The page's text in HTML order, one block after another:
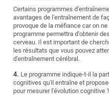
Certains programmes
avantages de l'entraînement de
provoque de la méfiance car on
programme permettra d'obtenir
cerveau. Il est important de
les résultats que vous pouvez
d'entraînement cérébral.
Le programme indique-t-il la
cognitives qu'il entraîne et
pour mesurer l'évolution cognitive ?